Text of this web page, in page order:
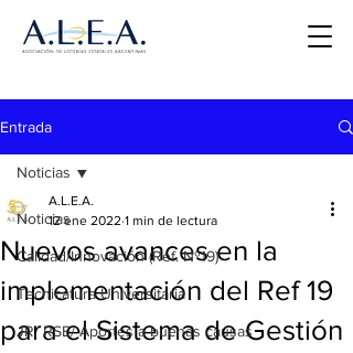
Entrada
Noticias
Calidad/Innovación (Ref. Nº19)
Tecnicatura Universitaria
JR/ RSE/ Aportes a buenas causas
Noticias
Nuevos avances en la
implementación del Ref 19
para el Sistema de Gestión
A.L.E.A.
12 ene 2022 1 min de lectura